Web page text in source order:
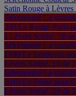
Satin Rouge à
Sélectionné La
300 Le Rouge Paris
à Lèvres Satiné, 18
Sélectionné La
1990 Le Bordeaux
Lèvres Satiné, 19 de
Sélectionné La
2010 La Prune pour
Lèvres Satiné, 20 de